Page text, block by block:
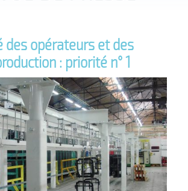
des opérateurs et des
: priorité n° 1